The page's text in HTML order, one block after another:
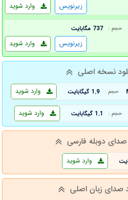
وارد شوید زیرنویس
حجم : 737 مگابایت
وارد شوید زیرنویس
نسخه اصلی
حجم : 1.9 گیگابایت وارد شوید
حجم : 1.1 گیگابایت وارد شوید
صدای دوبله فارسی
وارد شوید
صدای زبان اصلی